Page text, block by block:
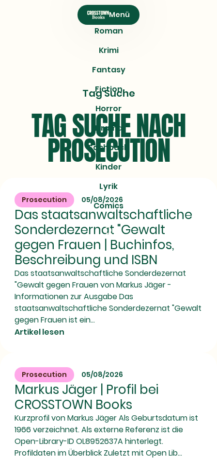
Menü
Roman
Krimi
Fantasy
Fiction
Horror
Drama
Sachbuch
Kinder
Lyrik
Comics
Tag Suche
TAG SUCHE NACH
PROSECUTION
Prosecution 05/08/2026
Das staatsanwaltschaftliche
Sonderdezernat "Gewalt
gegen Frauen | Buchinfos,
Beschreibung und ISBN
Das staatsanwaltschaftliche Sonderdezernat
"Gewalt gegen Frauen von Markus Jäger -
Informationen zur Ausgabe Das
staatsanwaltschaftliche Sonderdezernat "Gewalt
gegen Frauen ist ein...
Artikel lesen
Prosecution 05/08/2026
Markus Jäger | Profil bei
CROSSTOWN Books
Kurzprofil von Markus Jäger Als Geburtsdatum ist
1966 verzeichnet. Als externe Referenz ist die
Open-Library-ID OL8952637A hinterlegt.
Profildaten im Überblick Zuletzt mit Open Lib...